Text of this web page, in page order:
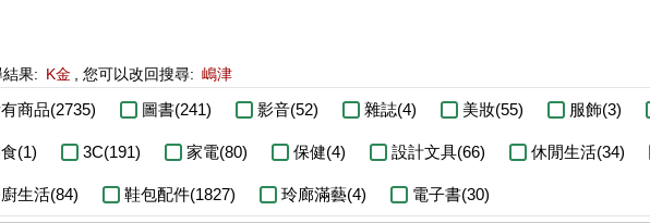
果: K金 , 您可以改回搜尋: 嶋津
商品(2735) 圖書(241) 影音(52) 雜誌(4) 美妝(55) 服飾(3)
(1) 3C(191) 家電(80) 保健(4) 設計文具(66) 休閒生活(34)
生活(84) 鞋包配件(1827) 玲廊滿藝(4) 電子書(30)